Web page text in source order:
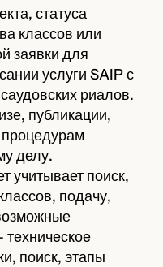
статуса
классов или
заявки для
услуги SAIP с
риалов.
публикации,
делу.
учитывает поиск,
подачу,
поиск, этапы